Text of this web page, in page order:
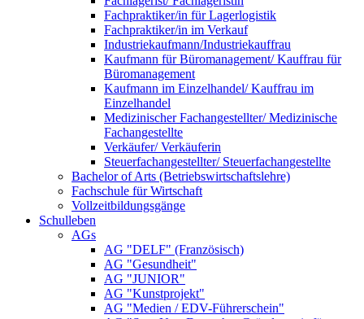
Fachpraktiker/in für Lagerlogistik
Fachpraktiker/in im Verkauf
Industriekaufmann/Industriekauffrau
Kaufmann für Büromanagement/ Kauffrau für
Büromanagement
Kaufmann im Einzelhandel/ Kauffrau im
Einzelhandel
Medizinischer Fachangestellter/ Medizinische
Fachangestellte
Verkäufer/ Verkäuferin
Steuerfachangestellter/ Steuerfachangestellte
Bachelor of Arts (Betriebswirtschaftslehre)
Fachschule für Wirtschaft
Vollzeitbildungsgänge
Schulleben
AGs
AG "DELF" (Französisch)
AG "Gesundheit"
AG "JUNIOR"
AG "Kunstprojekt"
AG "Medien / EDV-Führerschein"